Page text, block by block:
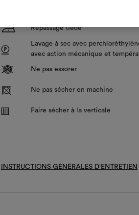
H Repassage tiède
P
Lavage à sec avec
avec action mécanique et
V Ne pas essorer
R Ne pas sécher en machine
Z Faire sécher à la verticale
INSTRUCTIONS GÉNÉRALES D'ENTRETIEN